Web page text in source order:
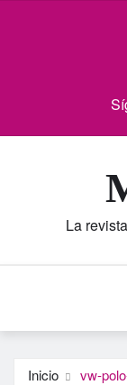
La
Inicio vw-